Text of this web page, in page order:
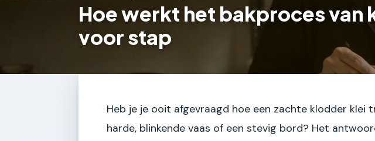
Hoe werkt het bakproces van
voor stap
Heb je je ooit afgevraagd hoe een zachte klodder klei
harde, blinkende vaas of een stevig bord? Het